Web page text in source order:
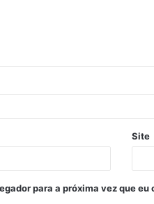
Site
para a próxima vez que eu